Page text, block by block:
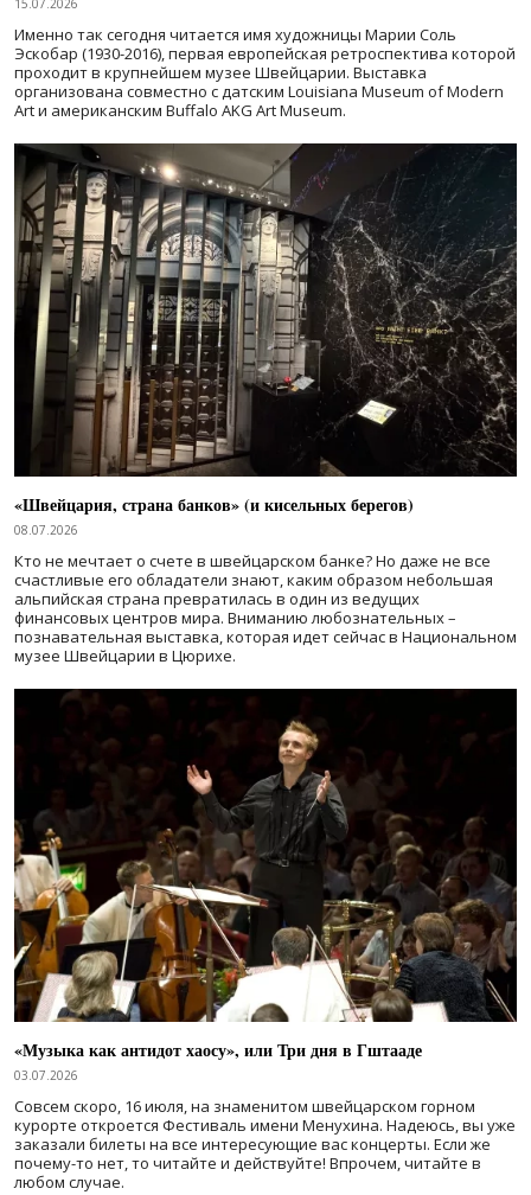
15.07.2026
Именно так сегодня читается имя художницы Марии Соль
Эскобар (1930-2016), первая европейская ретроспектива которой
проходит в крупнейшем музее Швейцарии. Выставка
организована совместно с датским Louisiana Museum of Modern
Art и американским Buffalo AKG Art Museum.
«Швейцария, страна банков» (и кисельных берегов)
08.07.2026
Кто не мечтает о счете в швейцарском банке? Но даже не все
счастливые его обладатели знают, каким образом небольшая
альпийская страна превратилась в один из ведущих
финансовых центров мира. Вниманию любознательных –
познавательная выставка, которая идет сейчас в Национальном
музее Швейцарии в Цюрихе.
«Музыка как антидот хаосу», или Три дня в Гштааде
03.07.2026
Совсем скоро, 16 июля, на знаменитом швейцарском горном
курорте откроется Фестиваль имени Менухина. Надеюсь, вы уже
заказали билеты на все интересующие вас концерты. Если же
почему-то нет, то читайте и действуйте! Впрочем, читайте в
любом случае.